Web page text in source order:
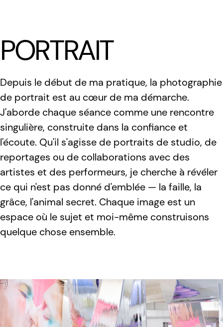
PORTRAIT
Depuis le début de ma pratique, la photographie
de portrait est au cœur de ma démarche.
J'aborde chaque séance comme une rencontre
singulière, construite dans la confiance et
l'écoute. Qu'il s'agisse de portraits de studio, de
reportages ou de collaborations avec des
artistes et des performeurs, je cherche à révéler
ce qui n'est pas donné d'emblée — la faille, la
grâce, l'animal secret. Chaque image est un
espace où le sujet et moi-même construisons
quelque chose ensemble.